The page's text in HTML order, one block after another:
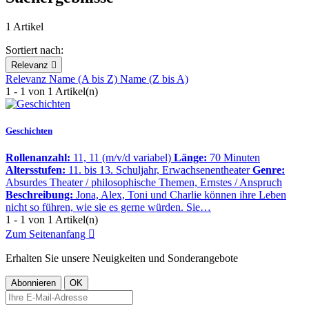
1 Artikel
Sortiert nach:
Relevanz 
Relevanz Name (A bis Z) Name (Z bis A)
1 - 1 von 1 Artikel(n)
Geschichten
Rollenanzahl: 11, 11 (m/v/d variabel) Länge: 70 Minuten
Altersstufen: 11. bis 13. Schuljahr, Erwachsenentheater Genre:
Absurdes Theater / philosophische Themen, Ernstes / Anspruch
Beschreibung: Jona, Alex, Toni und Charlie können ihre Leben
nicht so führen, wie sie es gerne würden. Sie…
1 - 1 von 1 Artikel(n)
Zum Seitenanfang 
Erhalten Sie unsere Neuigkeiten und Sonderangebote